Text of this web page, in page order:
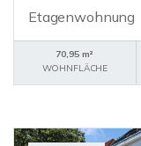
Etagenwohnung
70,95 m²
WOHNFLÄCHE